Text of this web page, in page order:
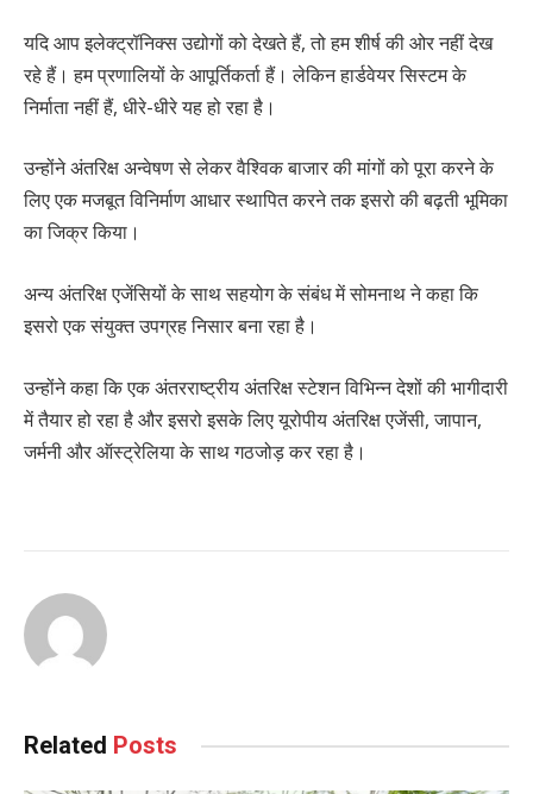
यदि आप इलेक्ट्रॉनिक्स उद्योगों को देखते हैं, तो हम शीर्ष की ओर नहीं देख
रहे हैं। हम प्रणालियों के आपूर्तिकर्ता हैं। लेकिन हार्डवेयर सिस्टम के
निर्माता नहीं हैं, धीरे-धीरे यह हो रहा है।
उन्होंने अंतरिक्ष अन्वेषण से लेकर वैश्विक बाजार की मांगों को पूरा करने के
लिए एक मजबूत विनिर्माण आधार स्थापित करने तक इसरो की बढ़ती भूमिका
का जिक्र किया।
अन्य अंतरिक्ष एजेंसियों के साथ सहयोग के संबंध में सोमनाथ ने कहा कि
इसरो एक संयुक्त उपग्रह निसार बना रहा है।
उन्होंने कहा कि एक अंतरराष्ट्रीय अंतरिक्ष स्टेशन विभिन्न देशों की भागीदारी
में तैयार हो रहा है और इसरो इसके लिए यूरोपीय अंतरिक्ष एजेंसी, जापान,
जर्मनी और ऑस्ट्रेलिया के साथ गठजोड़ कर रहा है।
Related Posts